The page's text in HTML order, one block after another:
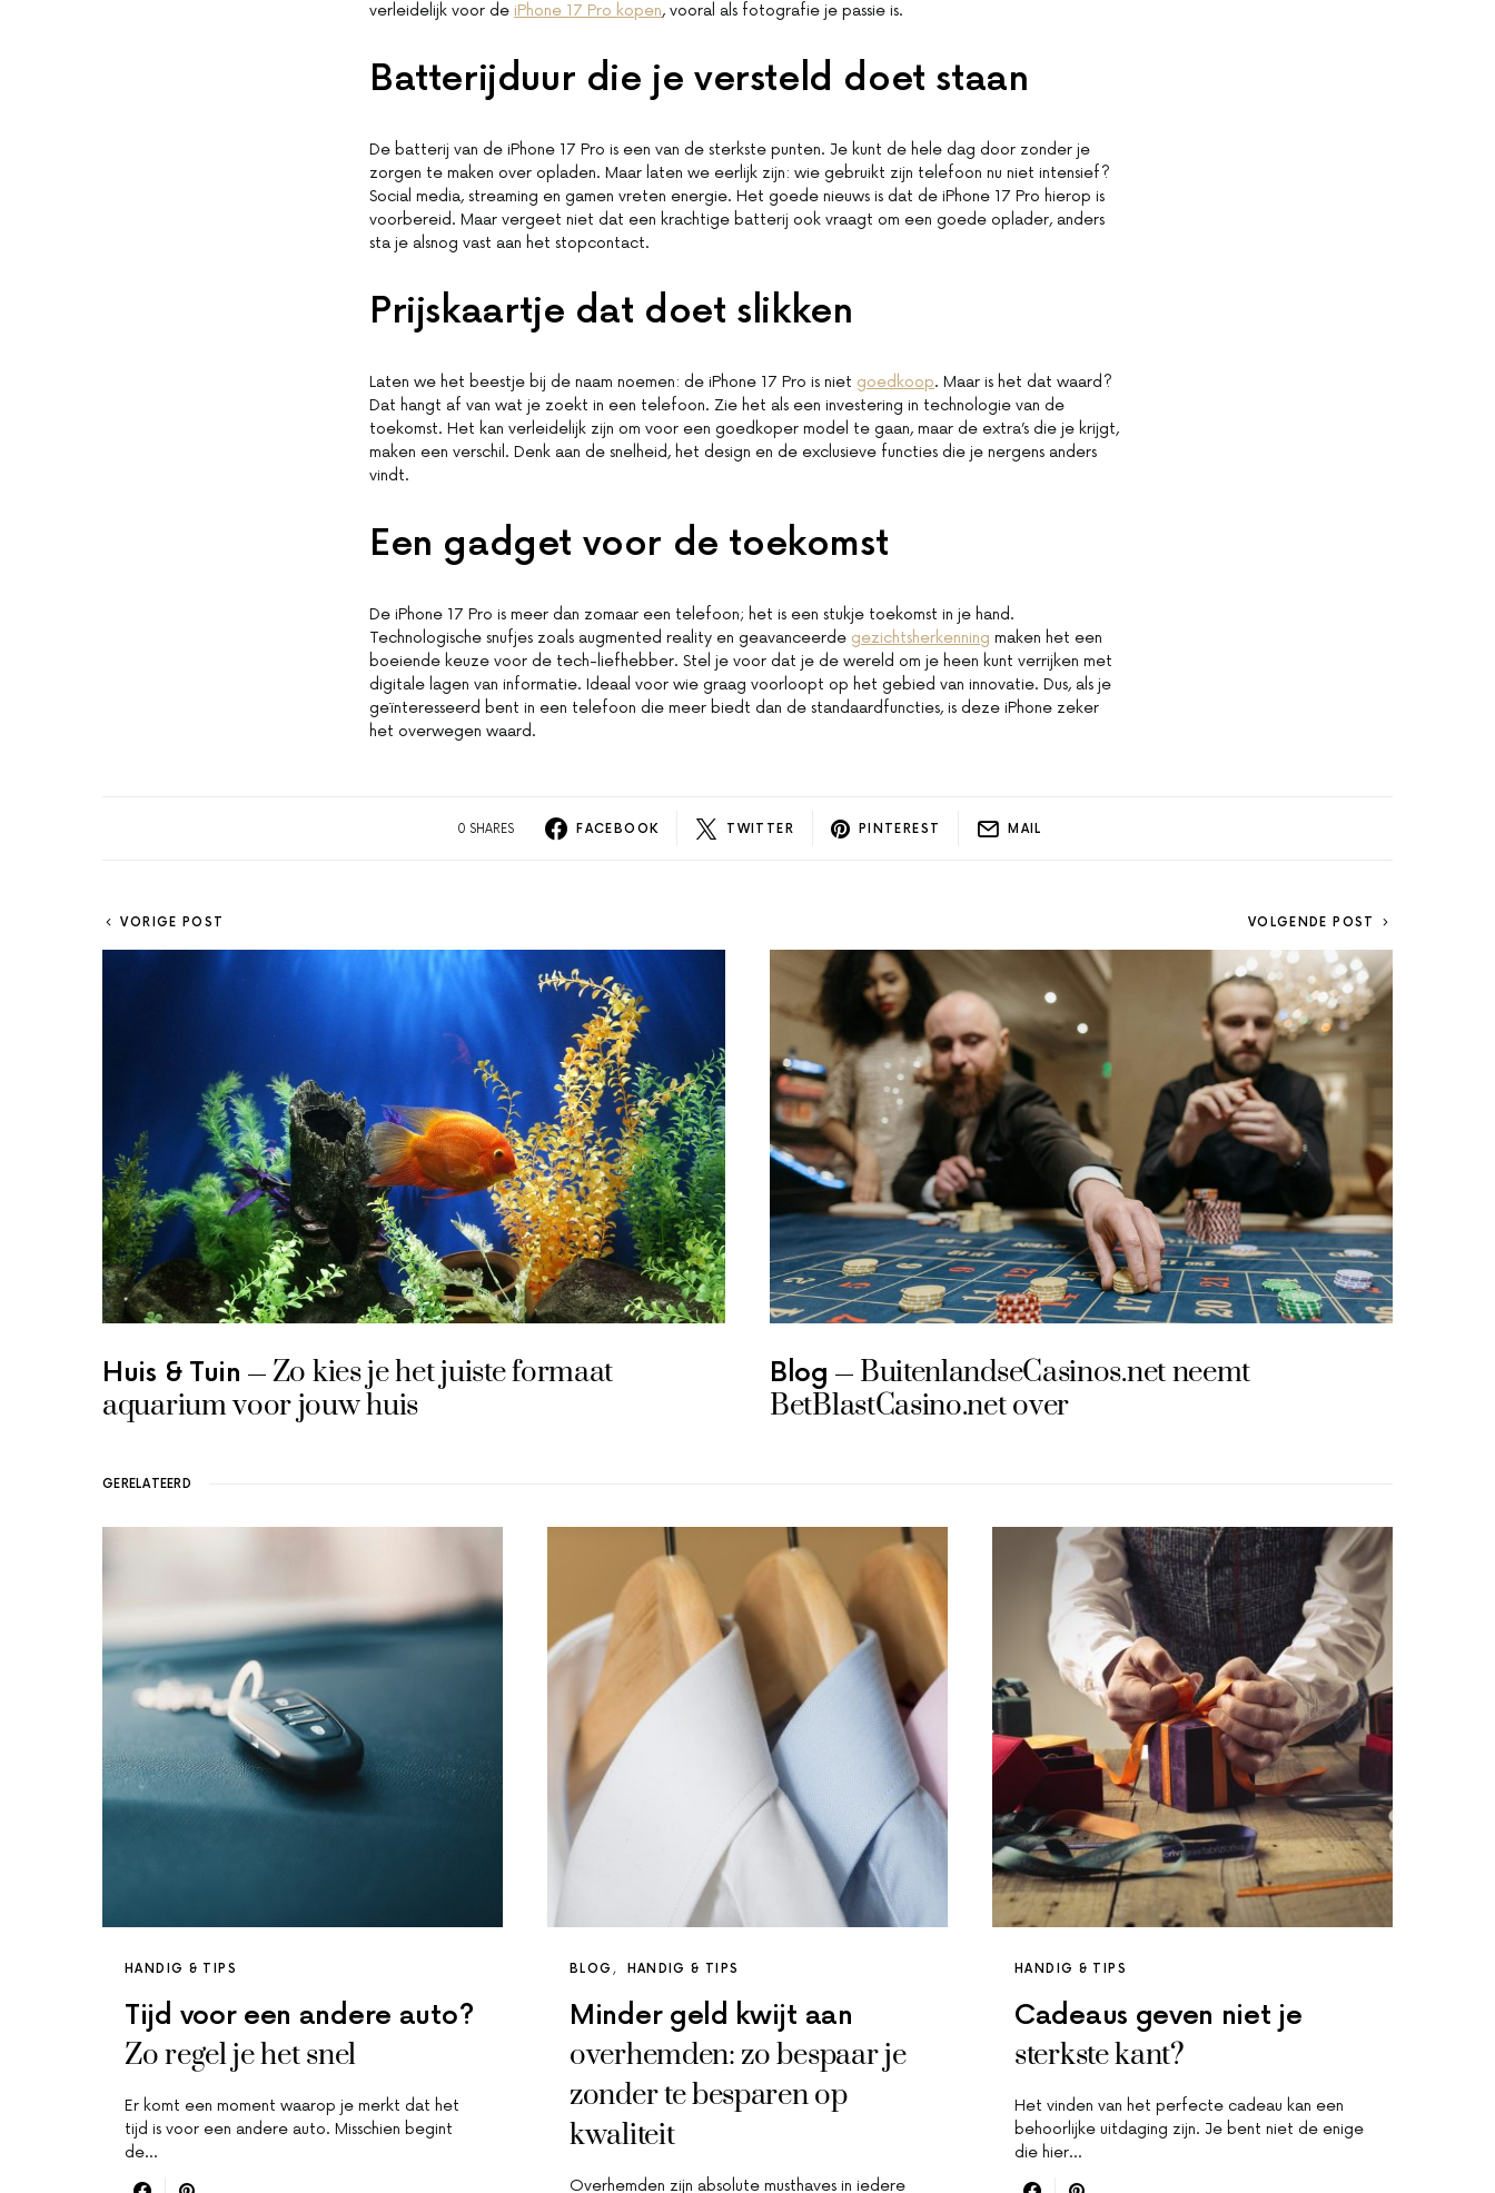
verleidelijk voor de iPhone 17 Pro kopen, vooral als fotografie je passie is.
Batterijduur die je versteld doet staan
De batterij van de iPhone 17 Pro is een van de sterkste punten. Je kunt de hele dag door zonder je
zorgen te maken over opladen. Maar laten we eerlijk zijn: wie gebruikt zijn telefoon nu niet intensief?
Social media, streaming en gamen vreten energie. Het goede nieuws is dat de iPhone 17 Pro hierop is
voorbereid. Maar vergeet niet dat een krachtige batterij ook vraagt om een goede oplader, anders
sta je alsnog vast aan het stopcontact.
Prijskaartje dat doet slikken
Laten we het beestje bij de naam noemen: de iPhone 17 Pro is niet goedkoop. Maar is het dat waard?
Dat hangt af van wat je zoekt in een telefoon. Zie het als een investering in technologie van de
toekomst. Het kan verleidelijk zijn om voor een goedkoper model te gaan, maar de extra’s die je krijgt,
maken een verschil. Denk aan de snelheid, het design en de exclusieve functies die je nergens anders
vindt.
Een gadget voor de toekomst
De iPhone 17 Pro is meer dan zomaar een telefoon; het is een stukje toekomst in je hand.
Technologische snufjes zoals augmented reality en geavanceerde gezichtsherkenning maken het een
boeiende keuze voor de tech-liefhebber. Stel je voor dat je de wereld om je heen kunt verrijken met
digitale lagen van informatie. Ideaal voor wie graag voorloopt op het gebied van innovatie. Dus, als je
geïnteresseerd bent in een telefoon die meer biedt dan de standaardfuncties, is deze iPhone zeker
het overwegen waard.
0 SHARES FACEBOOK TWITTER PINTEREST MAIL
VORIGE POST
Huis & Tuin
Zo kies je het juiste formaat
aquarium voor jouw huis
VOLGENDE POST
Blog
BuitenlandseCasinos.net neemt
BetBlastCasino.net over
GERELATEERD
HANDIG & TIPS
Tijd voor een andere auto?
Zo regel je het snel
Er komt een moment waarop je merkt dat het
tijd is voor een andere auto. Misschien begint
de…
BLOG HANDIG & TIPS
Minder geld kwijt aan
overhemden: zo bespaar je
zonder te besparen op
kwaliteit
Overhemden zijn absolute musthaves in iedere
HANDIG & TIPS
Cadeaus geven niet je
sterkste kant?
Het vinden van het perfecte cadeau kan een
behoorlijke uitdaging zijn. Je bent niet de enige
die hier…